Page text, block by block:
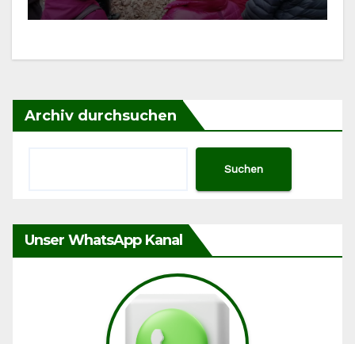
Archiv durchsuchen
Suchen
Unser WhatsApp Kanal